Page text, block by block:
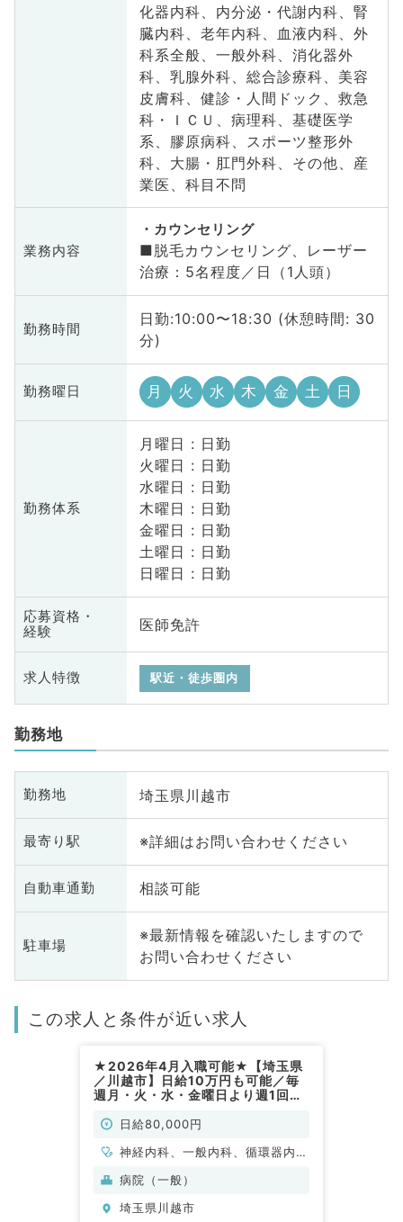
化器内科、内分泌・代謝内科、腎
臓内科、老年内科、血液内科、外
科系全般、一般外科、消化器外
科、乳腺外科、総合診療科、美容
皮膚科、健診・人間ドック、救急
科・ＩＣＵ、病理科、基礎医学
系、膠原病科、スポーツ整形外
科、大腸・肛門外科、その他、産
業医、科目不問
業務内容
カウンセリング
■脱毛カウンセリング、レーザー
治療：5名程度／日（1人頭）
勤務時間
日勤:10:00〜18:30 (休憩時間: 30
分)
勤務曜日 月 火 水 木 金 土 日
勤務体系
月曜日 : 日勤
火曜日 : 日勤
水曜日 : 日勤
木曜日 : 日勤
金曜日 : 日勤
土曜日 : 日勤
日曜日 : 日勤
応募資格・
経験
医師免許
求人特徴 駅近・徒歩圏内
勤務地
勤務地 埼玉県川越市
最寄り駅 ※詳細はお問い合わせください
自動車通勤 相談可能
駐車場
※最新情報を確認いたしますので
お問い合わせください
この求人と条件が近い求人
★2026年4月入職可能★【埼玉県
／川越市】日給10万円も可能／毎
週月・火・水・金曜日より週1回～
カー通勤OK◎（内科系／非常勤）
日給80,000円
神経内科、一般内科、循環器内
科、呼吸器内科、消化器内科、内
内科、血液内科、膠原病科
病院（一般）
埼玉県川越市